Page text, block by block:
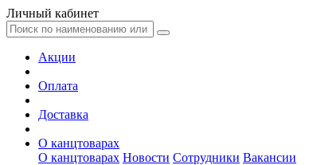
Личный кабинет
Акции
Оплата
Доставка
О канцтоварах
О канцтоварах Новости Сотрудники Вакансии